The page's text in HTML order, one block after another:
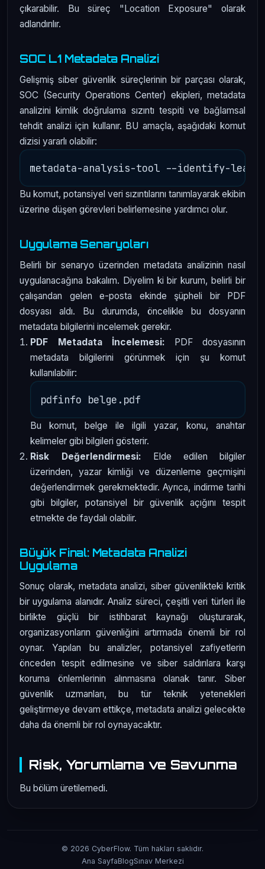
çıkarabilir. Bu süreç "Location Exposure" olarak
adlandırılır.
SOC L1 Metadata Analizi
Gelişmiş siber güvenlik süreçlerinin bir parçası olarak,
SOC (Security Operations Center) ekipleri, metadata
analizini kimlik doğrulama sızıntı tespiti ve bağlamsal
tehdit analizi için kullanır. BU amaçla, aşağıdaki komut
dizisi yararlı olabilir:
Bu komut, potansiyel veri sızıntılarını tanımlayarak ekibin
üzerine düşen görevleri belirlemesine yardımcı olur.
Uygulama Senaryoları
Belirli bir senaryo üzerinden metadata analizinin nasıl
uygulanacağına bakalım. Diyelim ki bir kurum, belirli bir
çalışandan gelen e-posta ekinde şüpheli bir PDF
dosyası aldı. Bu durumda, öncelikle bu dosyanın
metadata bilgilerini incelemek gerekir.
PDF Metadata İncelemesi: PDF dosyasının
metadata bilgilerini görünmek için şu komut
kullanılabilir:
Bu komut, belge ile ilgili yazar, konu, anahtar
kelimeler gibi bilgileri gösterir.
Risk Değerlendirmesi: Elde edilen bilgiler
üzerinden, yazar kimliği ve düzenleme geçmişini
değerlendirmek gerekmektedir. Ayrıca, indirme tarihi
gibi bilgiler, potansiyel bir güvenlik açığını tespit
etmekte de faydalı olabilir.
Büyük Final: Metadata Analizi
Uygulama
Sonuç olarak, metadata analizi, siber güvenlikteki kritik
bir uygulama alanıdır. Analiz süreci, çeşitli veri türleri ile
birlikte güçlü bir istihbarat kaynağı oluşturarak,
organizasyonların güvenliğini artırmada önemli bir rol
oynar. Yapılan bu analizler, potansiyel zafiyetlerin
önceden tespit edilmesine ve siber saldırılara karşı
koruma önlemlerinin alınmasına olanak tanır. Siber
güvenlik uzmanları, bu tür teknik yetenekleri
geliştirmeye devam ettikçe, metadata analizi gelecekte
daha da önemli bir rol oynayacaktır.
Risk, Yorumlama ve Savunma
Bu bölüm üretilemedi.
© 2026 CyberFlow. Tüm hakları saklıdır.
Ana SayfaBlogSınav Merkezi